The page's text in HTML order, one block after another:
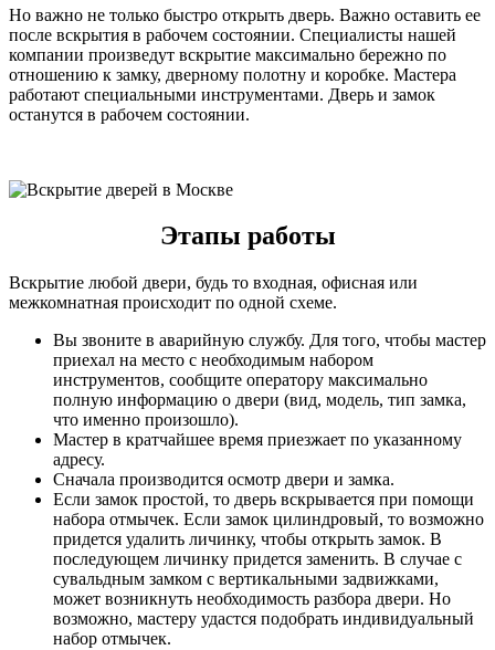
Но важно не только быстро открыть дверь. Важно оставить ее
после вскрытия в рабочем состоянии. Специалисты нашей
компании произведут вскрытие максимально бережно по
отношению к замку, дверному полотну и коробке. Мастера
работают специальными инструментами. Дверь и замок
останутся в рабочем состоянии.
Этапы работы
Вскрытие любой двери, будь то входная, офисная или
межкомнатная происходит по одной схеме.
Вы звоните в аварийную службу. Для того, чтобы мастер
приехал на место с необходимым набором
инструментов, сообщите оператору максимально
полную информацию о двери (вид, модель, тип замка,
что именно произошло).
Мастер в кратчайшее время приезжает по указанному
адресу.
Сначала производится осмотр двери и замка.
Если замок простой, то дверь вскрывается при помощи
набора отмычек. Если замок цилиндровый, то возможно
придется удалить личинку, чтобы открыть замок. В
последующем личинку придется заменить. В случае с
сувальдным замком с вертикальными задвижками,
может возникнуть необходимость разбора двери. Но
возможно, мастеру удастся подобрать индивидуальный
набор отмычек.